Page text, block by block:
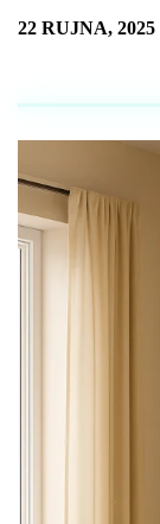
22 RUJNA, 2025